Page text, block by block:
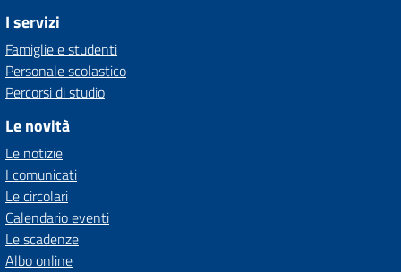
I servizi
Famiglie e studenti
Personale scolastico
Percorsi di studio
Le novità
Le notizie
I comunicati
Le circolari
Calendario eventi
Le scadenze
Albo online